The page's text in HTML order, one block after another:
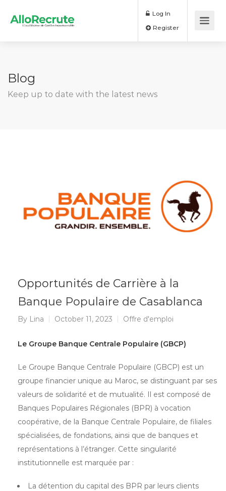
Log In
Blog
Keep up to date with the latest news
Opportunités de Carrière à la
Banque Populaire de Casablanca
By Lina October 11, 2023 Offre d'emploi
Le Groupe Banque Centrale Populaire (GBCP)
Le Groupe Banque Centrale Populaire (GBCP) est un
groupe financier unique au Maroc, se distinguant par ses
valeurs de solidarité et de mutualité. Il est composé de
Banques Populaires Régionales (BPR) à vocation
coopérative, de la Banque Centrale Populaire, de filiales
spécialisées, de fondations, ainsi que de banques et
représentations à l’étranger. Cette singularité
institutionnelle est marquée par :
La détention du capital des BPR par leurs clients